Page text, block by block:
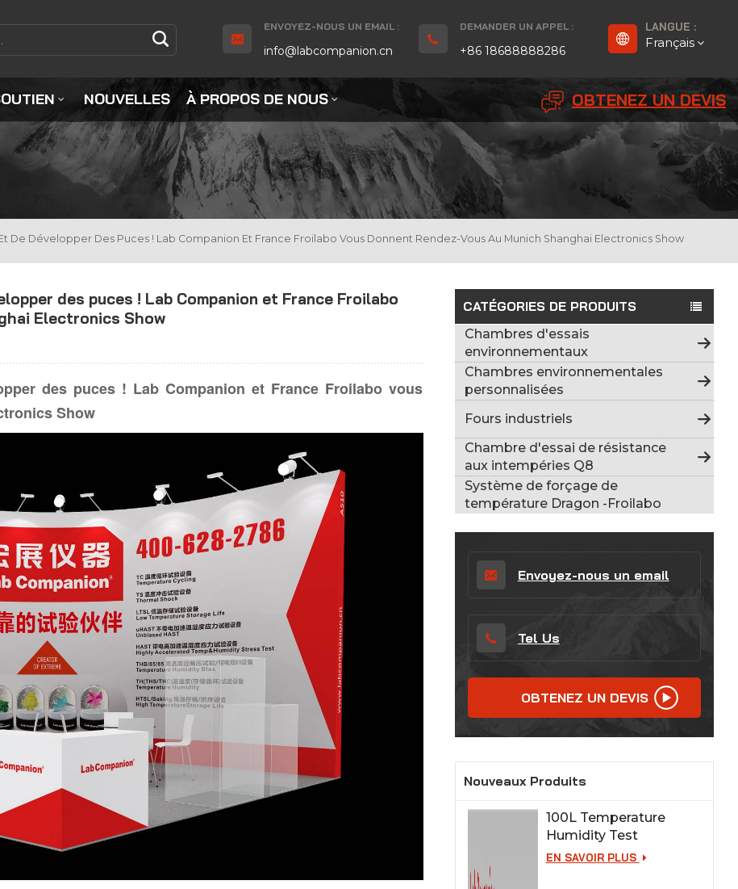
ENVOYEZ-NOUS UN EMAIL :
info@labcompanion.cn
DEMANDER UN APPEL :
+86 18688888286
LANGUE :
Français
Español
بالعربية
Indonesia
ภาษาไทย
日本語
Tiếng Việt
中文
NOUVELLES À PROPOS DE NOUS OBTENEZ UN DEVIS
De Développer Des Puces ! Lab Companion Et France Froilabo Vous Donnent Rendez-Vous Au Munich Shanghai Electronics Show
CATÉGORIES DE PRODUITS
Chambres d'essais
environnementaux
Chambres environnementales
personnalisées
Fours industriels
Chambre d'essai de résistance
aux intempéries Q8
Système de forçage de
température Dragon -Froilabo
Envoyez-nous un email
Tel Us
OBTENEZ UN DEVIS
Nouveaux Produits
100L Temperature
Humidity Test
Chamber for Lab
EN SAVOIR PLUS
des puces ! Lab Companion et France Froilabo
Electronics Show
des puces ! Lab Companion et France Froilabo vous
Show